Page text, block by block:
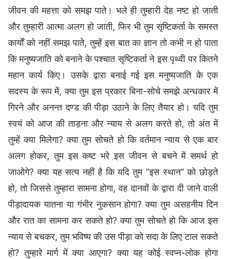
जीवन की महत्ता को समझ पाते। भले ही तुम्हारी देह नष्ट हो जाती
और तुम्हारी आत्मा अलग हो जाती, फिर भी तुम सृष्टिकर्ता के समस्त
कार्यों को नहीं समझ पाते, तुम्हें इस बात का ज्ञान तो कभी न हो पाता
कि मनुष्यजाति को बनाने के पश्चात सृष्टिकर्ता ने इस पृथ्वी पर कितने
महान कार्य किए। उसके द्वारा बनाई गई इस मनुष्यजाति के एक
सदस्य के रूप में, क्या तुम इस प्रकार बिना-सोचे समझे अन्धकार में
गिरने और अनन्त दण्ड की पीड़ा उठाने के लिए तैयार हो। यदि तुम
स्वयं को आज की ताड़ना और न्याय से अलग करते हो, तो अंत में
तुम्हें क्या मिलेगा? क्या तुम सोचते हो कि वर्तमान न्याय से एक बार
अलग होकर, तुम इस कष्ट भरे इस जीवन से बचने में समर्थ हो
जाओगे? क्या यह सत्य नहीं है कि यदि तुम “इस स्थान” को छोड़ते
हो, तो जिससे तुम्हारा सामना होगा, वह दानवों के द्वारा दी जाने वाली
पीड़ादायक यातना या गंभीर नुकसान होगा? क्या तुम असहनीय दिन
और रात का सामना कर सकते हो? क्या तुम सोचते हो कि आज इस
न्याय से बचकर, तुम भविष्य की उस पीड़ा को सदा के लिए टाल सकते
हो? तुम्हारे मार्ग में क्या आएगा? क्या यह कोई स्वप्न-लोक होगा